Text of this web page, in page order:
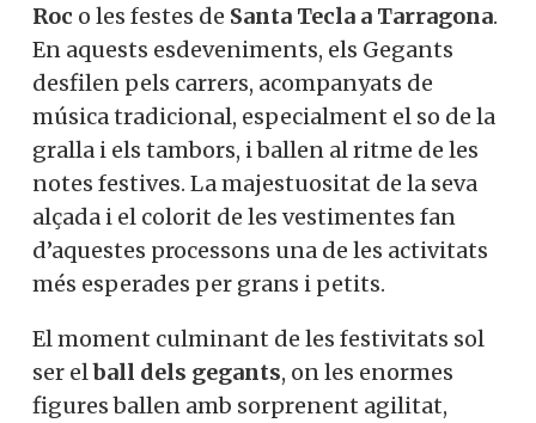
Roc o les festes de Santa Tecla a Tarragona.
En aquests esdeveniments, els Gegants
desfilen pels carrers, acompanyats de
música tradicional, especialment el so de la
gralla i els tambors, i ballen al ritme de les
notes festives. La majestuositat de la seva
alçada i el colorit de les vestimentes fan
d’aquestes processons una de les activitats
més esperades per grans i petits.
El moment culminant de les festivitats sol
ser elball dels gegants, on les enormes
figures ballen amb sorprenent agilitat,